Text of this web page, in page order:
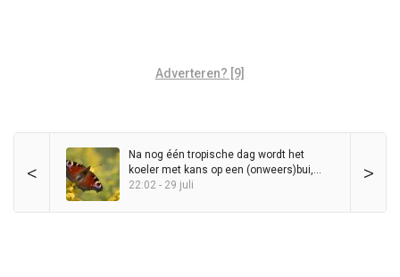
Adverteren? [9]
< >
Na nog één tropische dag wordt het
koeler met kans op een (onweers)bui,
maar zomer blijft in het zadel
22:02 - 29 juli